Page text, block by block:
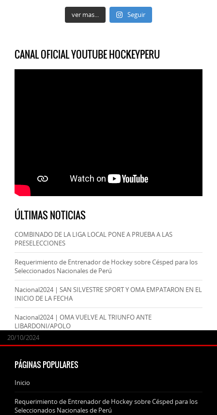
ver mas... Seguir
CANAL OFICIAL YOUTUBE HOCKEYPERU
ÚLTIMAS NOTICIAS
COMBINADO DE LA LIGA LOCAL PONE A PRUEBA A LAS
PRESELECCIONES
24/09/2025
Requerimiento de Entrenador de Hockey sobre Césped para los
Seleccionados Nacionales de Perú
07/11/2024
Nacional2024 | SAN SILVESTRE SPORT Y OMA EMPATARON EN EL
INICIO DE LA FECHA
20/10/2024
Nacional2024 | OMA VUELVE AL TRIUNFO ANTE
LIBARDONI/APOLO
20/10/2024
PÁGINAS POPULARES
Inicio
Requerimiento de Entrenador de Hockey sobre Césped para los
Seleccionados Nacionales de Perú